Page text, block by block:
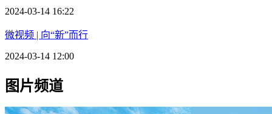
2024-03-14 16:22
微视频 | 向“新”而行
2024-03-14 12:00
图片频道